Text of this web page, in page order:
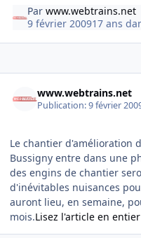
Parwww.webtrains.net
9 février 200917 ans
www.webtrains.net
Publication:9 février
Le chantier d'amélioration
Bussigny entre dans une
des engins de chantier
d'inévitables nuisances
auront lieu, en semaine,
mois.Lisez l'article en entier